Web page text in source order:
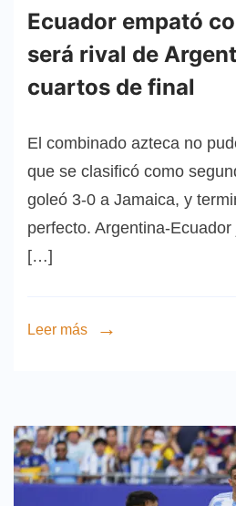
Ecuador empató
será rival de
cuartos de final
El combinado azteca no
que se clasificó como
goleó 3-0 a Jamaica, y
perfecto. Argentina-
[…]
Leer más